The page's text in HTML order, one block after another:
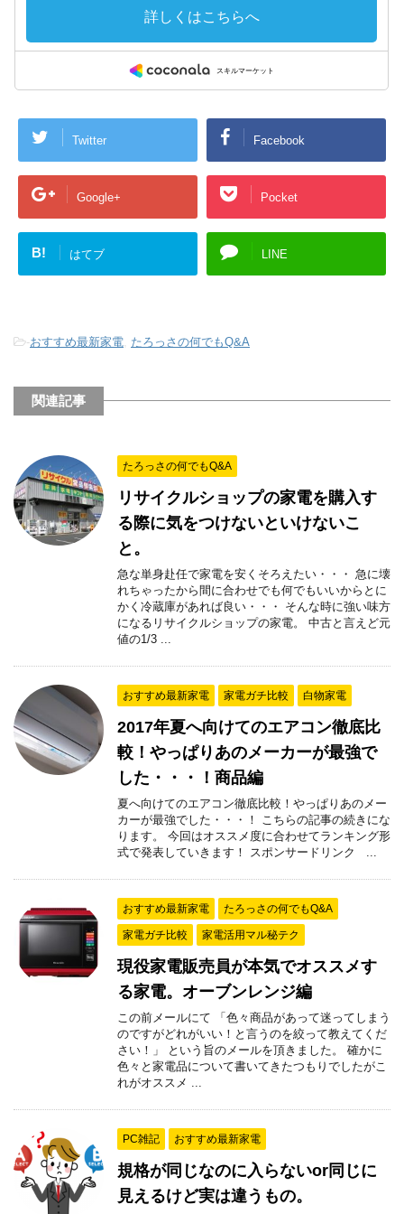
Twitter Facebook
Google+ Pocket
B! はてブ LINE
-おすすめ最新家電, たろっさの何でもQ&A
関連記事
たろっさの何でもQ&A
リサイクルショップの家電を購入す
る際に気をつけないといけないこ
と。
急な単身赴任で家電を安くそろえたい・・・ 急に壊
れちゃったから間に合わせでも何でもいいからとに
かく冷蔵庫があれば良い・・・ そんな時に強い味方
になるリサイクルショップの家電。 中古と言えど元
値の1/3 ...
おすすめ最新家電 家電ガチ比較 白物家電
2017年夏へ向けてのエアコン徹底比
較！やっぱりあのメーカーが最強で
した・・・！商品編
夏へ向けてのエアコン徹底比較！やっぱりあのメー
カーが最強でした・・・！ こちらの記事の続きにな
ります。 今回はオススメ度に合わせてランキング形
式で発表していきます！ スポンサードリンク ...
おすすめ最新家電 たろっさの何でもQ&A
家電ガチ比較 家電活用マル秘テク
現役家電販売員が本気でオススメす
る家電。オーブンレンジ編
この前メールにて 「色々商品があって迷ってしまう
のですがどれがいい！と言うのを絞って教えてくだ
さい！」 という旨のメールを頂きました。 確かに
色々と家電品について書いてきたつもりでしたがこ
れがオススメ ...
PC雑記 おすすめ最新家電
規格が同じなのに入らないor同じに
見えるけど実は違うもの。